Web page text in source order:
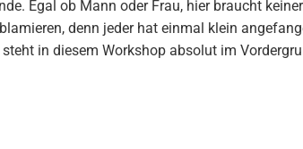
Egal ob Mann oder Frau, hier braucht
denn jeder hat einmal klein
in diesem Workshop absolut im